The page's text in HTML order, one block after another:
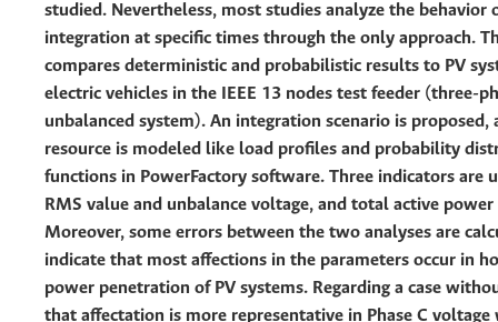
studied. Nevertheless, most studies analyze the behavior
integration at specific times through the only approach.
compares deterministic and probabilistic results to PV
electric vehicles in the IEEE 13 nodes test feeder (three-
unbalanced system). An integration scenario is proposed,
resource is modeled like load profiles and probability
functions in PowerFactory software. Three indicators are
RMS value and unbalance voltage, and total active power
Moreover, some errors between the two analyses are
indicate that most affections in the parameters occur in
power penetration of PV systems. Regarding a case
that affectation is more representative in Phase C voltage